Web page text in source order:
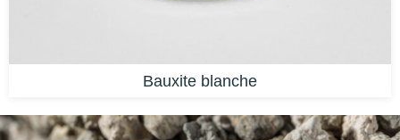
Bauxite blanche